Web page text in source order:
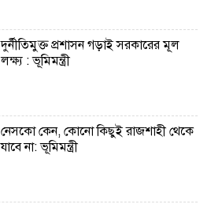
দুর্নীতিমুক্ত প্রশাসন গড়াই সরকারের মূল
লক্ষ্য : ভূমিমন্ত্রী
নেসকো কেন, কোনো কিছুই রাজশাহী থেকে
যাবে না: ভূমিমন্ত্রী